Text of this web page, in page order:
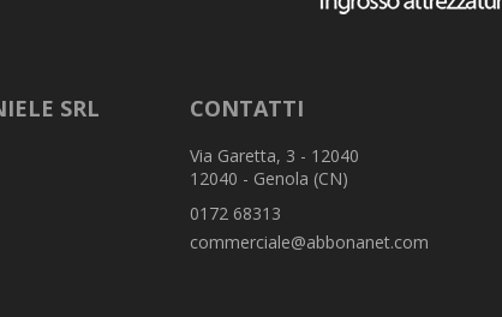
SRL CONTATTI
Via Garetta, 3 - 12040
12040 - Genola (CN)
0172 68313
commerciale@abbonanet.com